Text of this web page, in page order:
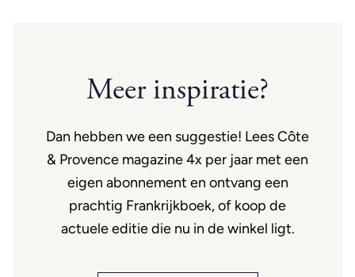
Meer inspiratie?
Dan hebben we een suggestie! Lees Côte
& Provence magazine 4x per jaar met een
eigen abonnement en ontvang een
prachtig Frankrijkboek, of koop de
actuele editie die nu in de winkel ligt.